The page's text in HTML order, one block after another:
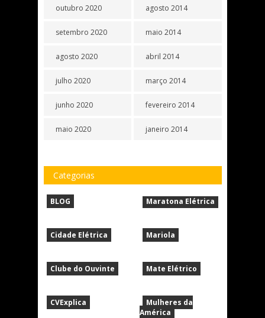
outubro 2020
setembro 2020
agosto 2020
julho 2020
junho 2020
maio 2020
agosto 2014
maio 2014
abril 2014
março 2014
fevereiro 2014
janeiro 2014
Categorias
BLOG
Cidade Elétrica
Clube do Ouvinte
CVExplica
Maratona Elétrica
Mariola
Mate Elétrico
Mulheres da
América